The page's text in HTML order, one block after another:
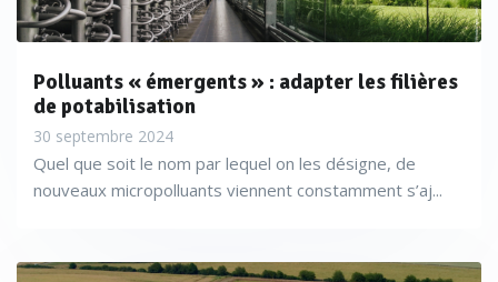
Polluants « émergents » : adapter les filières
de potabilisation
30 septembre 2024
Quel que soit le nom par lequel on les désigne, de
nouveaux micropolluants viennent constamment s’aj...